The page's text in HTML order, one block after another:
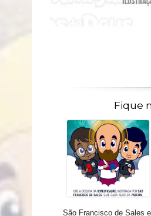
Fique
São Francisco de Sales e